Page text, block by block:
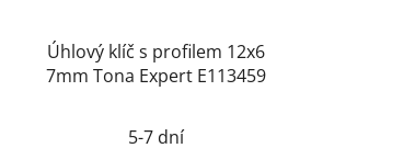
Úhlový klíč s profilem 12x6
7mm Tona Expert E113459
5-7 dní